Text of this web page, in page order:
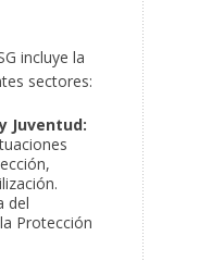
incluye la
sectores:
Juventud:
del
Protección